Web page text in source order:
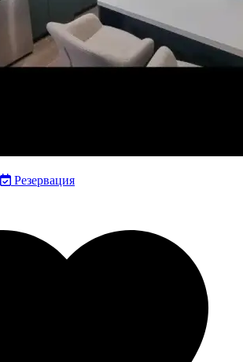
Резервация